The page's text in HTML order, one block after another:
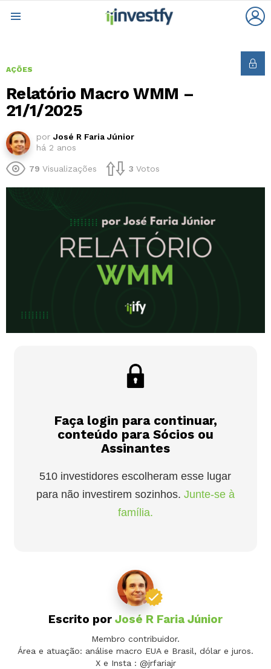
AÇÕES
Relatório Macro WMM –
21/1/2025
por José R Faria Júnior
há 2 anos
79 Visualizações 3 Votos
Faça login para continuar,
conteúdo para Sócios ou
Assinantes
510 investidores escolheram esse lugar
para não investirem sozinhos. Junte-se à
família.
Escrito por José R Faria Júnior
Membro contribuidor.
Área e atuação: análise macro EUA e Brasil, dólar e juros.
X e Insta : @jrfariajr